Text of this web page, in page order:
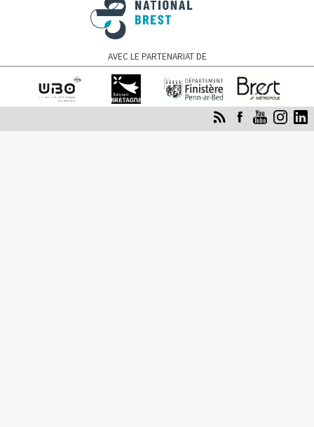
AVEC LE PARTENARIAT DE
Université de
Bretagne occidentale
Région Bretagne Finistère Brest Métropole